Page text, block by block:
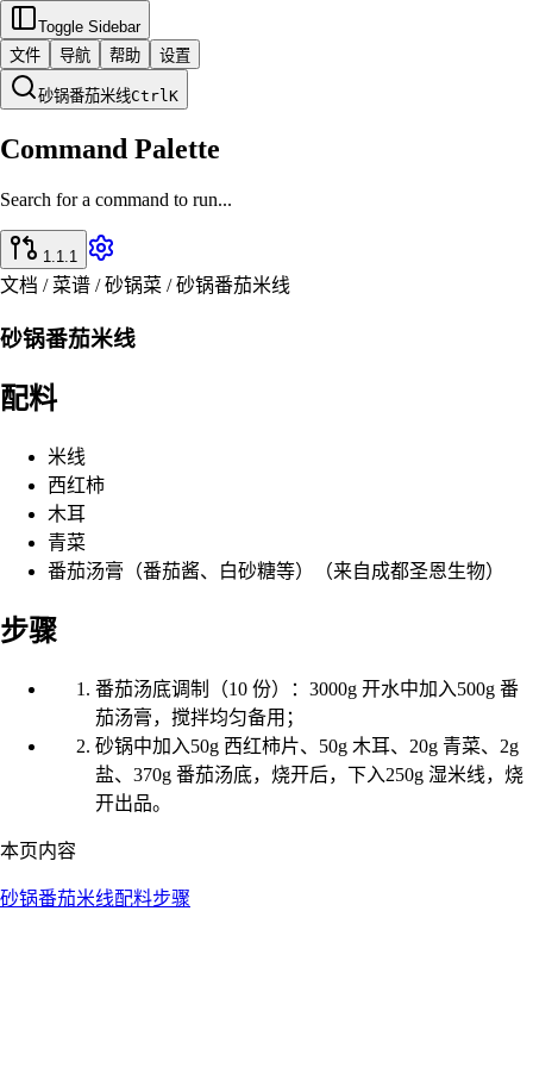
Toggle Sidebar
文件
导航 帮助 设置
砂锅番茄米线CtrlK
Command Palette
Search for a command to run...
1.1.1
文档 / 菜谱 / 砂锅菜 / 砂锅番茄米线
砂锅番茄米线
配料
米线
西红柿
木耳
青菜
番茄汤膏（番茄酱、白砂糖等）（来自成都圣恩生物）
步骤
番茄汤底调制（10 份）：3000g 开水中加入500g 番
茄汤膏，搅拌均匀备用；
砂锅中加入50g 西红柿片、50g 木耳、20g 青菜、2g
盐、370g 番茄汤底，烧开后，下入250g 湿米线，烧
开出品。
本页内容
砂锅番茄米线配料步骤